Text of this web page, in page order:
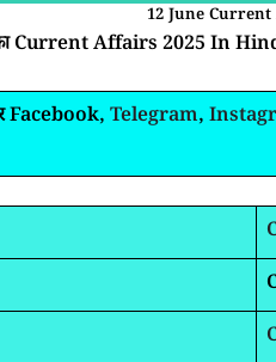
12 June
Current Affairs 2025 In
Facebook, Telegram,